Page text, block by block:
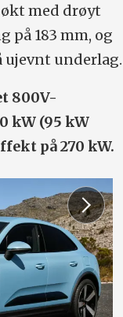
med drøyt
på 183 mm, og
ujevnt underlag.
800V-
kW (95 kW
på 270 kW.